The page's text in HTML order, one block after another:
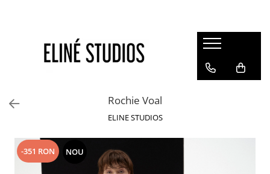
Best Sellers
Rochii
Pantaloni
Fuste
Rochie Voal
ELINE STUDIOS
-351 RON NOU